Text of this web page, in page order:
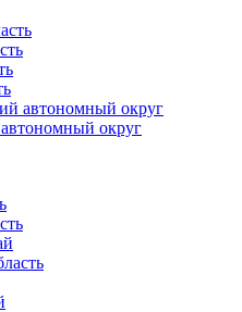
автономный округ
округ